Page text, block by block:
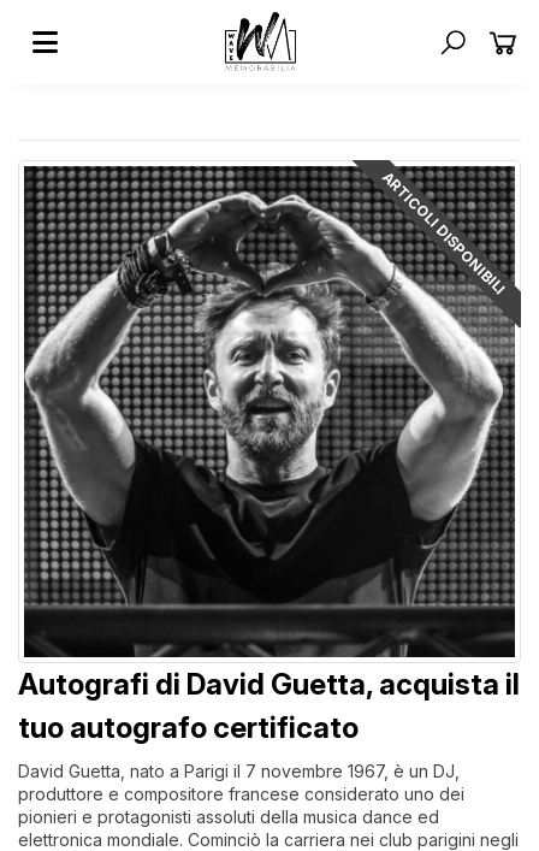
ARTICOLI DISPONIBILI
Autografi di David Guetta, acquista il
tuo autografo certificato
David Guetta, nato a Parigi il 7 novembre 1967, è un DJ,
produttore e compositore francese considerato uno dei
pionieri e protagonisti assoluti della musica dance ed
elettronica mondiale. Cominciò la carriera nei club parigini negli